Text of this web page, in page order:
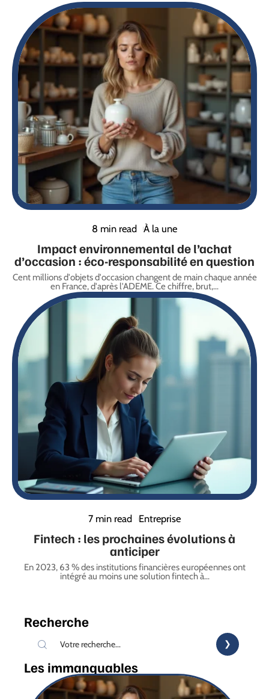
8 min read À la une
Impact environnemental de l’achat
d’occasion : éco-responsabilité en question
Cent millions d'objets d'occasion changent de main chaque année
en France, d'après l'ADEME. Ce chiffre, brut,…
7 min read Entreprise
Fintech : les prochaines évolutions à
anticiper
En 2023, 63 % des institutions financières européennes ont
intégré au moins une solution fintech à…
Recherche
Les immanquables